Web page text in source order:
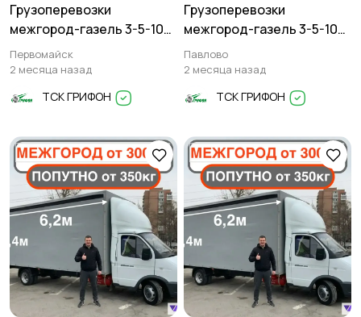
Грузоперевозки
межгород-газель 3-5-10
тонн
Первомайск
2 месяца назад
ТСК ГРИФОН
Грузоперевозки
межгород-газель 3-5-10
тонн
Павлово
2 месяца назад
ТСК ГРИФОН